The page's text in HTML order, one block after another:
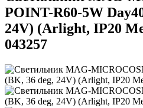
POINT-R60-5W
24V) (Arlight, IP20
043257